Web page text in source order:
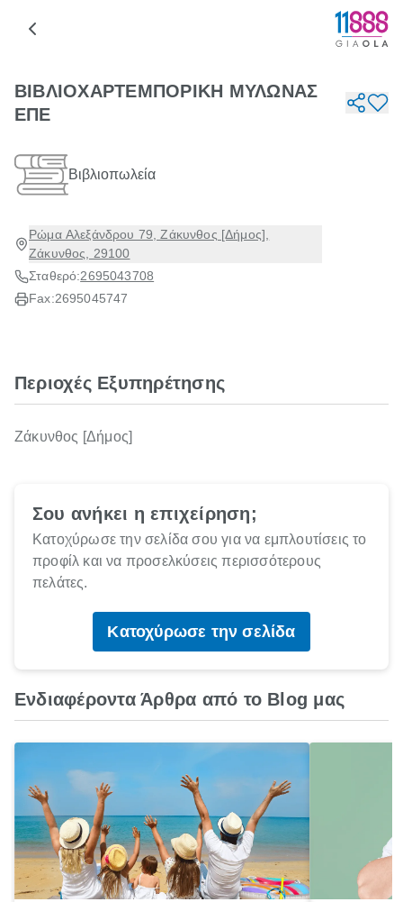
ΒΙΒΛΙΟΧΑΡΤΕΜΠΟΡΙΚΗ ΜΥΛΩΝΑΣ
ΕΠΕ
Βιβλιοπωλεία
Ρώμα Αλεξάνδρου 79, Ζάκυνθος [Δήμος],
Ζάκυνθος, 29100
Σταθερό:2695043708
Fax:2695045747
Περιοχές Εξυπηρέτησης
Ζάκυνθος [Δήμος]
Σου ανήκει η επιχείρηση;
Κατοχύρωσε την σελίδα σου για να εμπλουτίσεις το
προφίλ και να προσελκύσεις περισσότερους
πελάτες.
Κατοχύρωσε την σελίδα
Ενδιαφέροντα Άρθρα από το Blog μας